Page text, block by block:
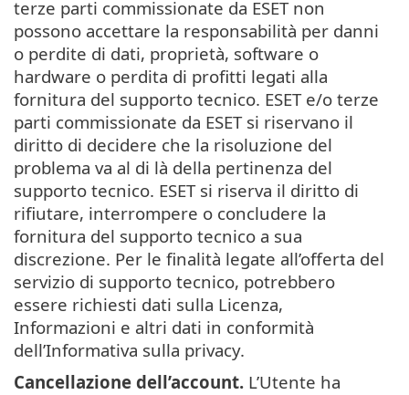
terze parti commissionate da ESET non
possono accettare la responsabilità per danni
o perdite di dati, proprietà, software o
hardware o perdita di profitti legati alla
fornitura del supporto tecnico. ESET e/o terze
parti commissionate da ESET si riservano il
diritto di decidere che la risoluzione del
problema va al di là della pertinenza del
supporto tecnico. ESET si riserva il diritto di
rifiutare, interrompere o concludere la
fornitura del supporto tecnico a sua
discrezione. Per le finalità legate all’offerta del
servizio di supporto tecnico, potrebbero
essere richiesti dati sulla Licenza,
Informazioni e altri dati in conformità
dell’Informativa sulla privacy.
Cancellazione dell’account. L’Utente ha